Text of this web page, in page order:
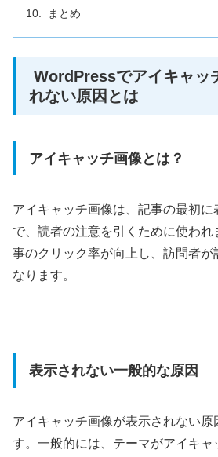
まとめ
WordPressでアイキャッ
れない原因とは
アイキャッチ画像とは？
アイキャッチ画像は、記事の最初
で、読者の注意を引くために使わ
事のクリック率が向上し、訪問者が
なります。
表示されない一般的な原因
アイキャッチ画像が表示されない原
す。一般的には、テーマがアイキャ